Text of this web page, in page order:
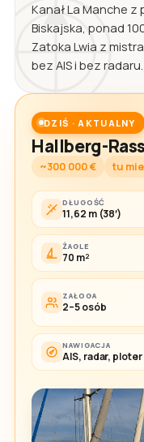
Kanał La Manche z
Biskajska, ponad
Zatoka Lwia z
bez AIS i bez radaru.
DZIŚ · AKTUALNY
Hallberg-
~300 000 € tu
DŁUGOŚĆ
11,62 m (38′)
ŻAGLE
70 m²
ZAŁOGA
2–5 osób
NAWIGACJA
AIS, radar, ploter